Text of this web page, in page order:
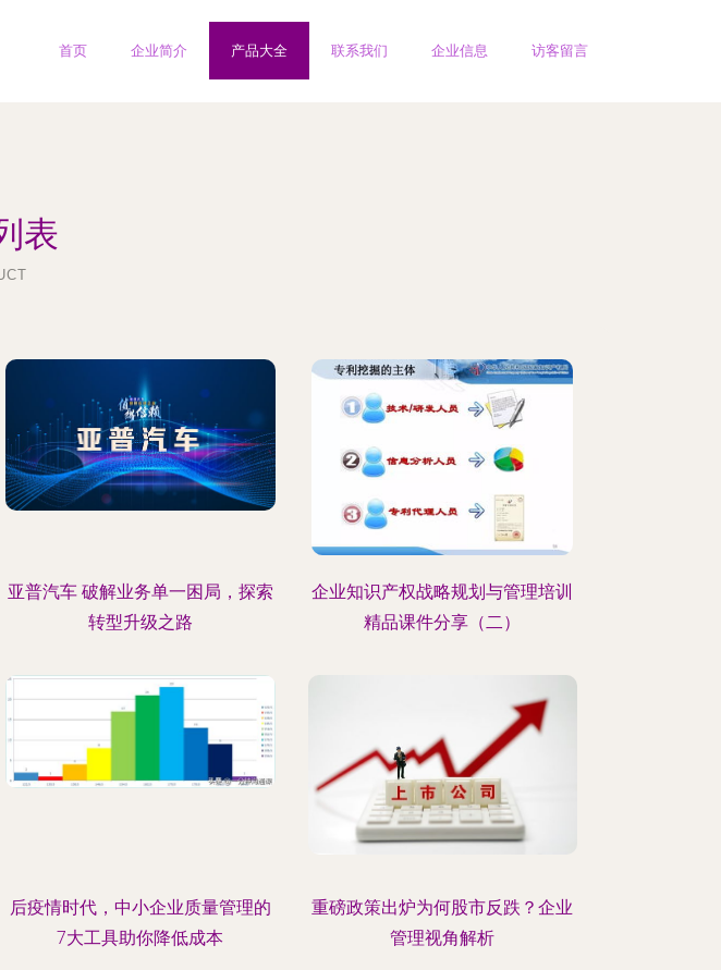
首页 企业简介 产品大全 联系我们 企业信息 访客留言
表
亚普汽车 破解业务单一困局，探索
转型升级之路
企业知识产权战略规划与管理培训
精品课件分享（二）
后疫情时代，中小企业质量管理的
7大工具助你降低成本
重磅政策出炉为何股市反跌？企业
管理视角解析